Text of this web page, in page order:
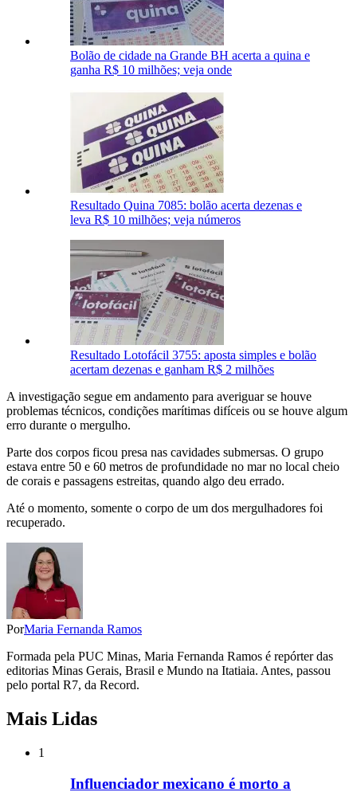
Bolão de cidade na Grande BH acerta a quina e
ganha R$ 10 milhões; veja onde
Resultado Quina 7085: bolão acerta dezenas e
leva R$ 10 milhões; veja números
Resultado Lotofácil 3755: aposta simples e bolão
acertam dezenas e ganham R$ 2 milhões
A investigação segue em andamento para averiguar se houve
problemas técnicos, condições marítimas difíceis ou se houve algum
erro durante o mergulho.
Parte dos corpos ficou presa nas cavidades submersas. O grupo
estava entre 50 e 60 metros de profundidade no mar no local cheio
de corais e passagens estreitas, quando algo deu errado.
Até o momento, somente o corpo de um dos mergulhadores foi
recuperado.
PorMaria Fernanda Ramos
Formada pela PUC Minas, Maria Fernanda Ramos é repórter das
editorias Minas Gerais, Brasil e Mundo na Itatiaia. Antes, passou
pelo portal R7, da Record.
Mais Lidas
1
Influenciador mexicano é morto a